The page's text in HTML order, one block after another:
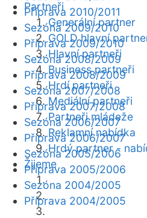
Partneři
Generální partner
GOLD hlavní
Hlavní partneři
Business partneři
Hrdí partneři
Mediální partneři
Partneři mládeže
Reklamní nabídka
Hrdý partner -
Žijeme
Příprava 2010/2011
Sezóna 2009/2010
Příprava 2009/2010
Sezóna 2008/2009
Příprava 2008/2009
Sezóna 2007/2008
Příprava 2007/2008
Sezóna 2006/2007
Příprava 2006/2007
Sezóna 2005/2006
Příprava 2005/2006
Sezóna 2004/2005
Příprava 2004/2005